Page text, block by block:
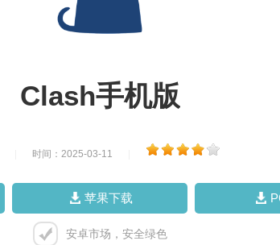
Clash手机版
时间：2025-03-11
苹果下载
安卓市场，安全绿色